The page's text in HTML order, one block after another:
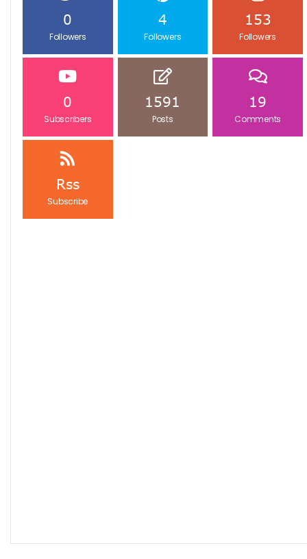
0
Followers
4
Followers
153
Followers
0
Subscribers
1591
Posts
19
Comments
Rss
Subscribe